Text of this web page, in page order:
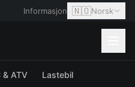
Informasjon 🇳🇴Norsk
& ATV
Lastebil